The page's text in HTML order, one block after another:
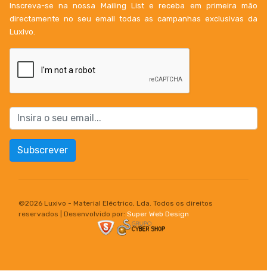
Inscreva-se na nossa Mailing List e receba em primeira mão
directamente no seu email todas as campanhas exclusivas da
Luxivo.
Subscrever
©2026 Luxivo - Material Eléctrico, Lda. Todos os direitos
reservados | Desenvolvido por: Super Web Design